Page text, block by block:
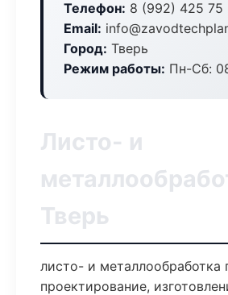
Телефон: 8 (992) 425 75
Email:
Город: Тверь
Режим работы: Пн-Сб:
Листо- и
Тверь
листо- и металлообработка
проектирование,